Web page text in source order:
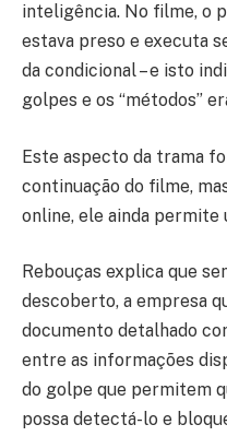
inteligência. No filme, o
estava preso e executa
da condicional – e isto
golpes e os “métodos”
Este aspecto da trama
continuação do filme,
online, ele ainda permite
Rebouças explica que
descoberto, a empresa
documento detalhado
entre as informações
do golpe que permitem
possa detectá-lo e